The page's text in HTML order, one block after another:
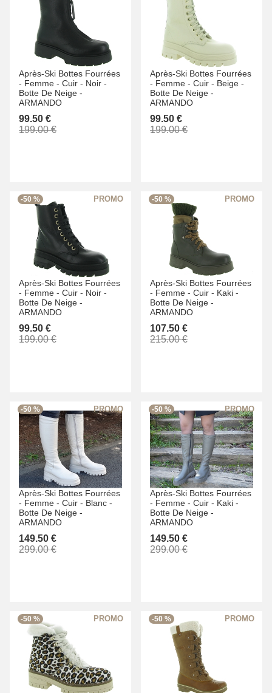
Après-Ski Bottes Fourrées
- Femme - Cuir - Noir -
Botte De Neige -
ARMANDO
99.50 €
199.00 €
Après-Ski Bottes Fourrées
- Femme - Cuir - Beige -
Botte De Neige -
ARMANDO
99.50 €
199.00 €
-50 %
Après-Ski Bottes Fourrées
- Femme - Cuir - Noir -
Botte De Neige -
ARMANDO
99.50 €
199.00 €
-50 %
Après-Ski Bottes Fourrées
- Femme - Cuir - Kaki -
Botte De Neige -
ARMANDO
107.50 €
215.00 €
-50 %
Après-Ski Bottes Fourrées
- Femme - Cuir - Blanc -
Botte De Neige -
ARMANDO
149.50 €
299.00 €
-50 %
Après-Ski Bottes Fourrées
- Femme - Cuir - Kaki -
Botte De Neige -
ARMANDO
149.50 €
299.00 €
-50 % -50 %